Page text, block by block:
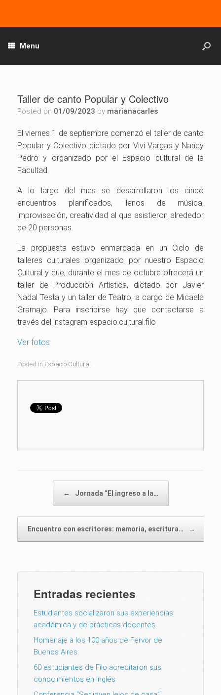
Menu
Taller de canto Popular y Colectivo
Posted on 01/09/2023 by marianacarles
El viernes 1 de septiembre comenzó el taller de canto
Popular y Colectivo dictado por Vivi Vargas y Nancy
Pedro y organizado por el Espacio cultural de la
Facultad.
A lo largo del mes se desarrollaron los cinco
encuentros planificados, llenos de música,
improvisación, creatividad al que asistieron alrededor
de 20 personas.
La propuesta estuvo enmarcada en un Ciclo de
talleres culturales organizado por nuestro Espacio
Cultural y que, durante el mes de octubre ofrecerá un
taller de Producción Artística, dictado por Javier
Nadal Testa y un taller de Teatro, a cargo de Micaela
Gramajo. Para inscribirse hay que contactarse a
través del instagram espacio.cultural.filo
Ver fotos
Posted in Espacio Cultural
← Jornada “El ingreso a la…
Encuentro con escritores: memoria, escritura… →
Entradas recientes
Estudiantes socializaron sus experiencias
académica y de prácticas docentes
Homenaje a los 100 años de Fervor de
Buenos Aires
60 estudiantes de Filo acreditaron sus
conocimientos en Inglés